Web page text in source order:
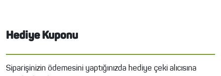
Hediye Kuponu
Siparişinizin ödemesini yaptığınızda hediye çeki alıcısına